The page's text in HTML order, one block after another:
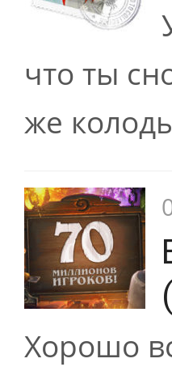
что ты
же
Хорошо